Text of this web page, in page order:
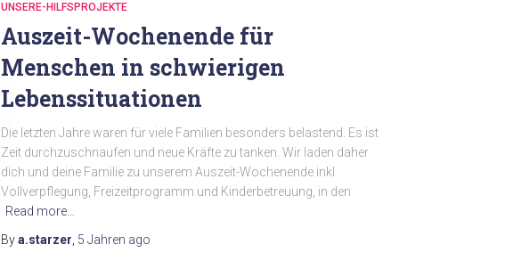
UNSERE-HILFSPROJEKTE
Auszeit-Wochenende für
Menschen in schwierigen
Lebenssituationen
Die letzten Jahre waren für viele Familien besonders belastend. Es ist
Zeit durchzuschnaufen und neue Kräfte zu tanken. Wir laden daher
dich und deine Familie zu unserem Auszeit-Wochenende inkl.
Vollverpflegung, Freizeitprogramm und Kinderbetreuung, in den
Read more…
Bya.starzer 5 Jahren ago